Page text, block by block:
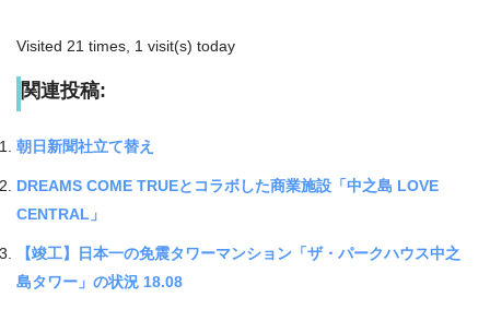
Visited 21 times, 1 visit(s) today
関連投稿:
朝日新聞社立て替え
DREAMS COME TRUEとコラボした商業施設「中之島 LOVE
CENTRAL」
【竣工】日本一の免震タワーマンション「ザ・パークハウス中之
島タワー」の状況 18.08